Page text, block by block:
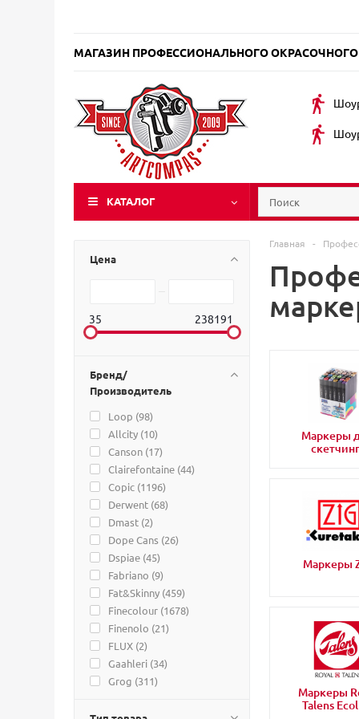
МАГАЗИН ПРОФЕССИОНАЛЬНОГО
КАТАЛОГ
Цена
35 238191
Бренд/
Производитель
Loop (98)
Allcity (10)
Canson (17)
Clairefontaine (44)
Copic (1196)
Derwent (68)
Dmast (2)
Dope Cans (26)
Dspiae (45)
Fabriano (9)
Fat&Skinny (459)
Finecolour (1678)
Finenolo (21)
FLUX (2)
Gaahleri (34)
Grog (311)
Leuchtturm (
Главная -
Маркеры
Маркеры
Маркеры
Talens